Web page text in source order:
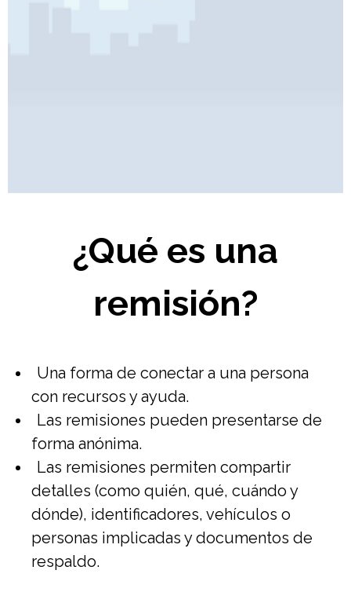
¿Qué es una
remisión?
Una forma de conectar a una persona
con recursos y ayuda.
Las remisiones pueden presentarse de
forma anónima.
Las remisiones permiten compartir
detalles (como quién, qué, cuándo y
dónde), identificadores, vehículos o
personas implicadas y documentos de
respaldo.